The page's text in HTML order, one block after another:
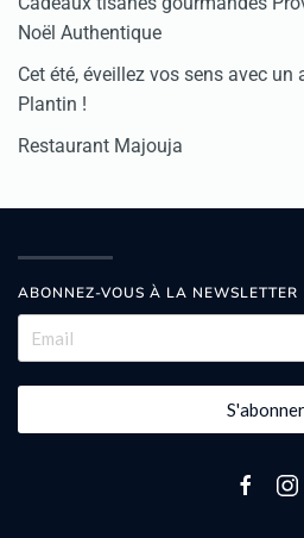
Noël Authentique
Cet été, éveillez vos sens avec
Plantin !
Restaurant Majouja
ABONNEZ-VOUS À LA NEWSLETTER
S'abonner